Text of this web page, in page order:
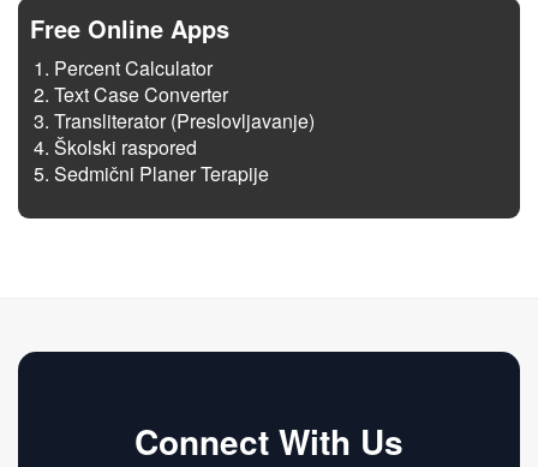
Free Online Apps
Percent Calculator
Text Case Converter
Transliterator (Preslovljavanje)
Školski raspored
Sedmični Planer Terapije
Connect With Us